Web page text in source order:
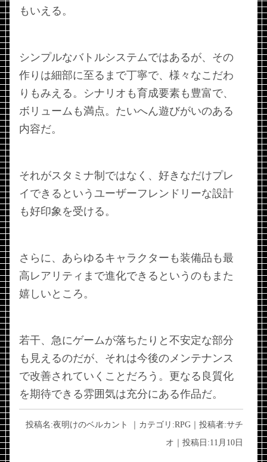
もいえる。
シンプルなバトルシステムではあるが、その
作りは細部に至るまで丁寧で、様々なこだわ
りもみえる。シナリオも育成要素も豊富で、
ボリュームも満点。たいへん遊びがいのある
内容だ。
それがスタミナ制ではなく、好きなだけプレ
イできるというユーザーフレンドリーな設計
も好印象を受ける。
さらに、あらゆるキャラクターも装備品も最
高レアリティまで進化できるというのもまた
嬉しいところ。
若干、急にゲームが落ちたりと不安定な部分
も見えるのだが、それは今後のメンテナンス
で改善されていくことだろう。更なる良質化
を期待できる雰囲気は充分にある作品だ。
投稿名:夜明けのベルカント ｜カテゴリ:RPG｜投稿者:サチ
オ ｜投稿日:11月10日